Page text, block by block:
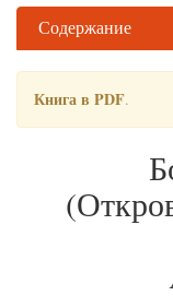
Содержание
Книга в PDF.